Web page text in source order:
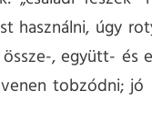
használni, úgy
, együtt- és
tobzódni; jó